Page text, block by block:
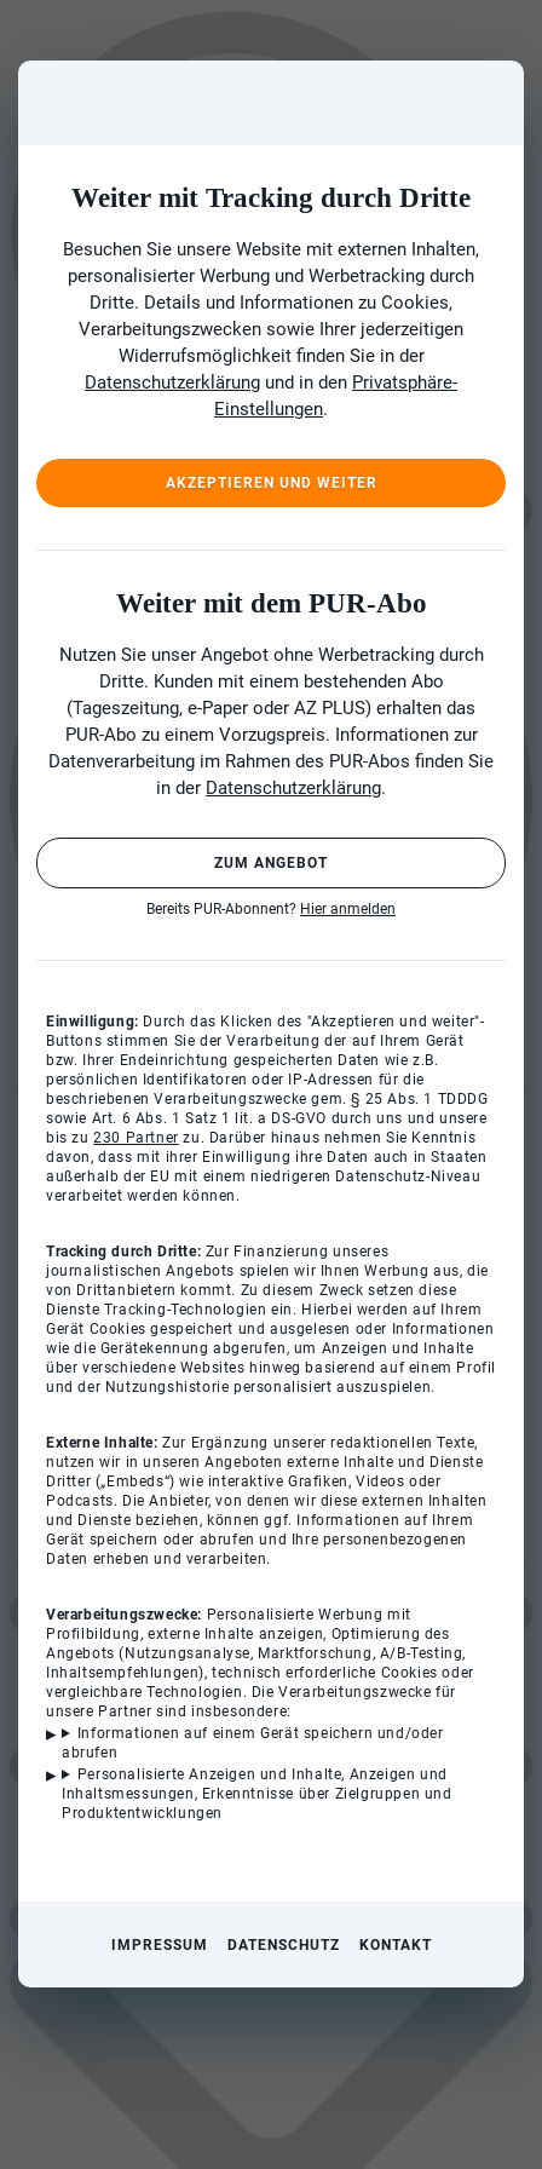
Weiter mit Tracking durch Dritte
Besuchen Sie unsere Website mit externen Inhalten,
personalisierter Werbung und Werbetracking durch
Dritte. Details und Informationen zu Cookies,
Verarbeitungszwecken sowie Ihrer jederzeitigen
Widerrufsmöglichkeit finden Sie in der
Datenschutzerklärung und in den Privatsphäre-
Einstellungen.
AKZEPTIEREN UND WEITER
Weiter mit dem PUR-Abo
Nutzen Sie unser Angebot ohne Werbetracking durch
Dritte. Kunden mit einem bestehenden Abo
(Tageszeitung, e-Paper oder AZ PLUS) erhalten das
PUR-Abo zu einem Vorzugspreis. Informationen zur
Datenverarbeitung im Rahmen des PUR-Abos finden Sie
in der Datenschutzerklärung.
ZUM ANGEBOT
Bereits PUR-Abonnent? Hier anmelden
Einwilligung: Durch das Klicken des "Akzeptieren und weiter"-
Buttons stimmen Sie der Verarbeitung der auf Ihrem Gerät
bzw. Ihrer Endeinrichtung gespeicherten Daten wie z.B.
persönlichen Identifikatoren oder IP-Adressen für die
beschriebenen Verarbeitungszwecke gem. § 25 Abs. 1 TDDDG
sowie Art. 6 Abs. 1 Satz 1 lit. a DS-GVO durch uns und unsere
bis zu230 Partner zu. Darüber hinaus nehmen Sie Kenntnis
davon, dass mit ihrer Einwilligung ihre Daten auch in Staaten
außerhalb der EU mit einem niedrigeren Datenschutz-Niveau
verarbeitet werden können.
Tracking durch Dritte: Zur Finanzierung unseres
journalistischen Angebots spielen wir Ihnen Werbung aus, die
von Drittanbietern kommt. Zu diesem Zweck setzen diese
Dienste Tracking-Technologien ein. Hierbei werden auf Ihrem
Gerät Cookies gespeichert und ausgelesen oder Informationen
wie die Gerätekennung abgerufen, um Anzeigen und Inhalte
über verschiedene Websites hinweg basierend auf einem Profil
und der Nutzungshistorie personalisiert auszuspielen.
Externe Inhalte:Zur Ergänzung unserer redaktionellen Texte,
nutzen wir in unseren Angeboten externe Inhalte und Dienste
Dritter („Embeds“) wie interaktive Grafiken, Videos oder
Podcasts. Die Anbieter, von denen wir diese externen Inhalten
und Dienste beziehen, können ggf. Informationen auf Ihrem
Gerät speichern oder abrufen und Ihre personenbezogenen
Daten erheben und verarbeiten.
Verarbeitungszwecke: Personalisierte Werbung mit
Profilbildung, externe Inhalte anzeigen, Optimierung des
Angebots (Nutzungsanalyse, Marktforschung, A/B-Testing,
Inhaltsempfehlungen), technisch erforderliche Cookies oder
vergleichbare Technologien. Die Verarbeitungszwecke für
unsere Partner sind insbesondere:
Informationen auf einem Gerät speichern und/oder
abrufen
Personalisierte Anzeigen und Inhalte, Anzeigen und
Inhaltsmessungen, Erkenntnisse über Zielgruppen und
Produktentwicklungen
IMPRESSUM DATENSCHUTZ KONTAKT